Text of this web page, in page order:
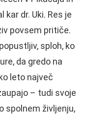
dr. Uki. Res je
povsem pritiče.
sploh, ko
da gredo na
leto največ
– tudi svoje
spolnem življenju,